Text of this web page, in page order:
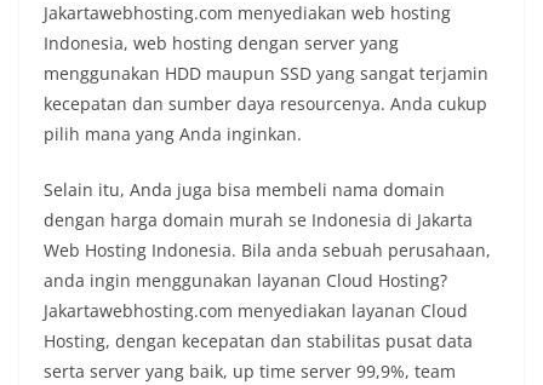
Jakartawebhosting.com menyediakan web hosting
Indonesia, web hosting dengan server yang
menggunakan HDD maupun SSD yang sangat terjamin
kecepatan dan sumber daya resourcenya. Anda cukup
pilih mana yang Anda inginkan.
Selain itu, Anda juga bisa membeli nama domain
dengan harga domain murah se Indonesia di Jakarta
Web Hosting Indonesia. Bila anda sebuah perusahaan,
anda ingin menggunakan layanan Cloud Hosting?
Jakartawebhosting.com menyediakan layanan Cloud
Hosting, dengan kecepatan dan stabilitas pusat data
serta server yang baik, up time server 99,9%, team